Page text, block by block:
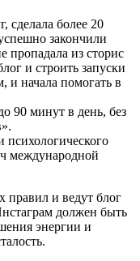
сделала более 20
закончили
пропадала из сторис
и строить запуски
и начала помогать в
90 минут в день, без
международной
правил и ведут блог
должен быть
энергии и